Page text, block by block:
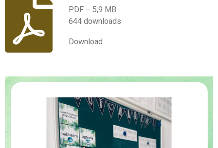
PDF – 5,9 MB
644 downloads
Download